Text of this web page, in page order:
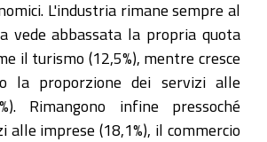
L'industria rimane sempre al
vede abbassata la propria quota
il turismo (12,5%), mentre cresce
la proporzione dei servizi alle
Rimangono infine pressoché
alle imprese (18,1%), il commercio